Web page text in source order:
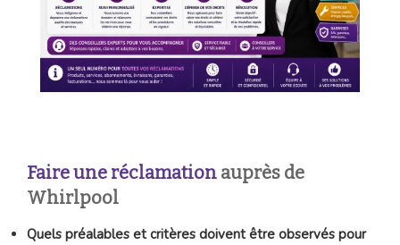
Faire une réclamation auprès de
Whirlpool
Quels préalables et critères doivent être observés pour